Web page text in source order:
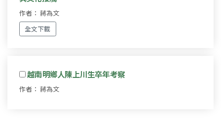
作者： 蔣為文
全文下載
越南明鄉人陳上川生卒年考察
作者： 蔣為文